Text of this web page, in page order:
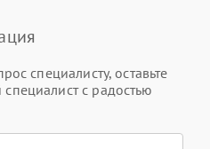
специалисту, оставьте
с радостью